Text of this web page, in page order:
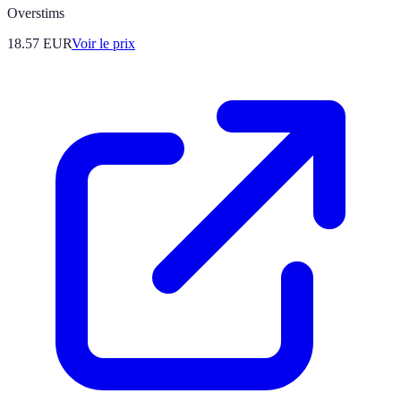
Overstims
18.57 EURVoir le prix